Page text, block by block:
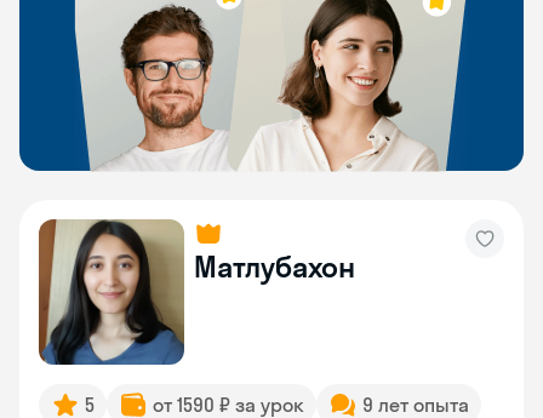
Матлубахон
5 от 1590 ₽ за урок
9 лет опыта